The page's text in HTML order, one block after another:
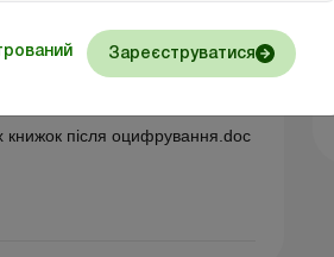
книжок після оцифрування.doc
Зареєструватися